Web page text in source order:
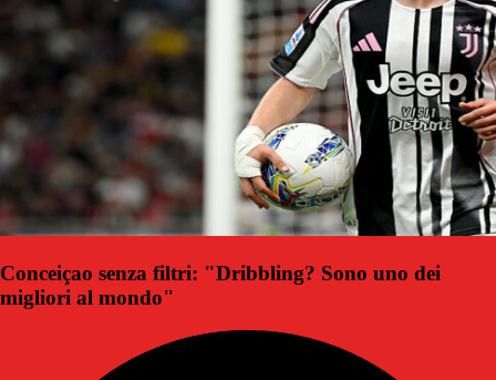
Conceiçao senza filtri: "Dribbling? Sono uno dei
migliori al mondo"